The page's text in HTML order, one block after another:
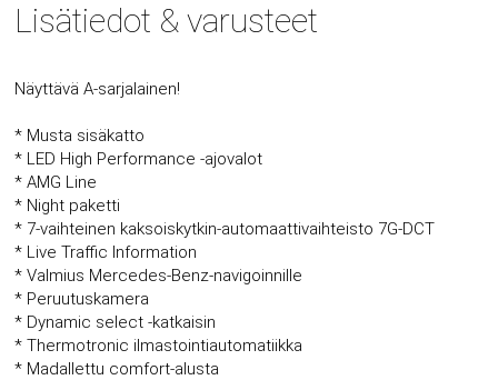
Lisätiedot & varusteet
Näyttävä A-sarjalainen!
* Musta sisäkatto
* LED High Performance -ajovalot
* AMG Line
* Night paketti
* 7-vaihteinen kaksoiskytkin-automaattivaihteisto 7G-DCT
* Live Traffic Information
* Valmius Mercedes-Benz-navigoinnille
* Peruutuskamera
* Dynamic select -katkaisin
* Thermotronic ilmastointiautomatiikka
* Madallettu comfort-alusta